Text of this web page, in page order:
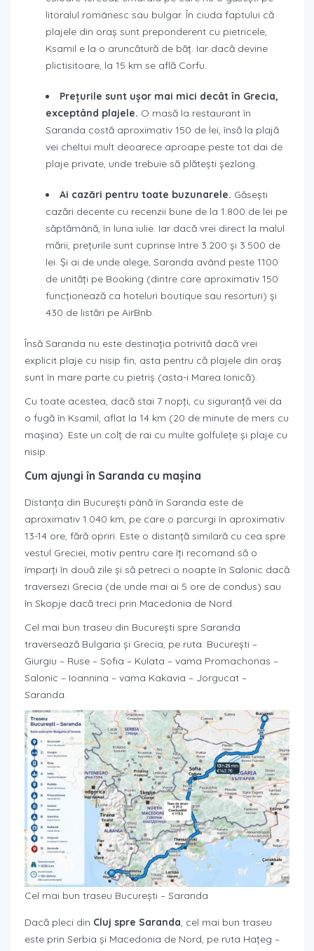
litoralul românesc sau bulgar. În ciuda faptului că
plajele din oraș sunt preponderent cu pietricele,
Ksamil e la o aruncătură de băț. Iar dacă devine
plictisitoare, la 15 km se află Corfu.
Prețurile sunt ușor mai mici decât în Grecia,
exceptând plajele. O masă la restaurant în
Saranda costă aproximativ 150 de lei, însă la plajă
vei cheltui mult deoarece aproape peste tot dai de
plaje private, unde trebuie să plătești șezlong.
Ai cazări pentru toate buzunarele. Găsești
cazări decente cu recenzii bune de la 1.800 de lei pe
săptămână, în luna iulie. Iar dacă vrei direct la malul
mării, prețurile sunt cuprinse între 3.200 și 3.500 de
lei. Și ai de unde alege, Saranda având peste 1100
de unități pe Booking (dintre care aproximativ 150
funcționează ca hoteluri boutique sau resorturi) și
430 de listări pe AirBnb.
Însă Saranda nu este destinația potrivită dacă vrei
explicit plaje cu nisip fin, asta pentru că plajele din oraș
sunt în mare parte cu pietriș (asta-i Marea Ionică).
Cu toate acestea, dacă stai 7 nopți, cu siguranță vei da
o fugă în Ksamil, aflat la 14 km (20 de minute de mers cu
mașina). Este un colț de rai cu multe golfulețe și plaje cu
nisip.
Cum ajungi în Saranda cu mașina
Distanța din București până în Saranda este de
aproximativ 1.040 km, pe care o parcurgi în aproximativ
13-14 ore, fără opriri. Este o distanță similară cu cea spre
vestul Greciei, motiv pentru care îți recomand să o
împarți în două zile și să petreci o noapte în Salonic dacă
traversezi Grecia (de unde mai ai 5 ore de condus) sau
în Skopje dacă treci prin Macedonia de Nord.
Cel mai bun traseu din București spre Saranda
traversează Bulgaria și Grecia, pe ruta: București –
Giurgiu – Ruse – Sofia – Kulata – vama Promachonas –
Salonic – Ioannina – vama Kakavia – Jorgucat –
Saranda.
Cel mai bun traseu București – Saranda
Dacă pleci din Cluj spre Saranda, cel mai bun traseu
este prin Serbia și Macedonia de Nord, pe ruta Hațeg –